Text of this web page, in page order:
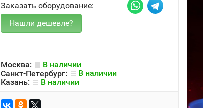
Заказать оборудование:
Москва:
В наличии
Санкт-Петербург:
В наличии
Казань:
В наличии